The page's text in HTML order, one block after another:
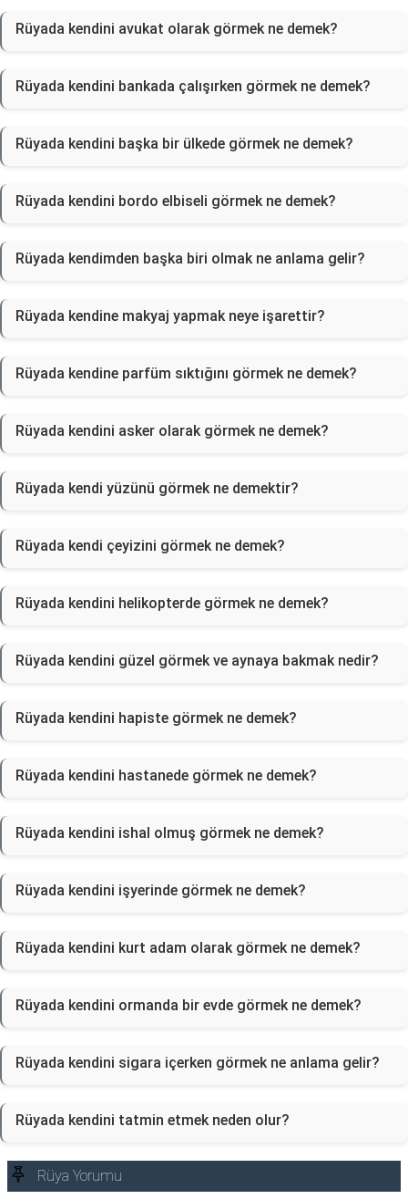
Rüyada kendini avukat olarak görmek ne demek?
Rüyada kendini bankada çalışırken görmek ne demek?
Rüyada kendini başka bir ülkede görmek ne demek?
Rüyada kendini bordo elbiseli görmek ne demek?
Rüyada kendimden başka biri olmak ne anlama gelir?
Rüyada kendine makyaj yapmak neye işarettir?
Rüyada kendine parfüm sıktığını görmek ne demek?
Rüyada kendini asker olarak görmek ne demek?
Rüyada kendi yüzünü görmek ne demektir?
Rüyada kendi çeyizini görmek ne demek?
Rüyada kendini helikopterde görmek ne demek?
Rüyada kendini güzel görmek ve aynaya bakmak nedir?
Rüyada kendini hapiste görmek ne demek?
Rüyada kendini hastanede görmek ne demek?
Rüyada kendini ishal olmuş görmek ne demek?
Rüyada kendini işyerinde görmek ne demek?
Rüyada kendini kurt adam olarak görmek ne demek?
Rüyada kendini ormanda bir evde görmek ne demek?
Rüyada kendini sigara içerken görmek ne anlama gelir?
Rüyada kendini tatmin etmek neden olur?
Rüya Yorumu